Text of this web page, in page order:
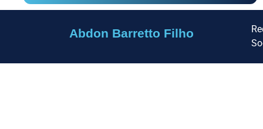
Abdon Barretto Filho